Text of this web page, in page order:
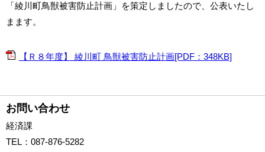
「綾川町鳥獣被害防止計画」を策定しましたので、公表いたし
まます。
【Ｒ８年度】 綾川町 鳥獣被害防止計画[PDF：348KB]
お問い合わせ
経済課
TEL ：087-876-5282